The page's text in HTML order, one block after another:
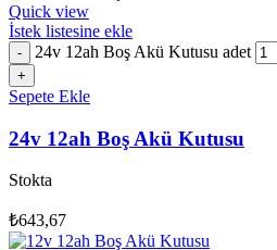
Quick view
İstek listesine ekle
24v 12ah Boş Akü Kutusu adet
Sepete Ekle
24v 12ah Boş Akü Kutusu
Stokta
₺643,67